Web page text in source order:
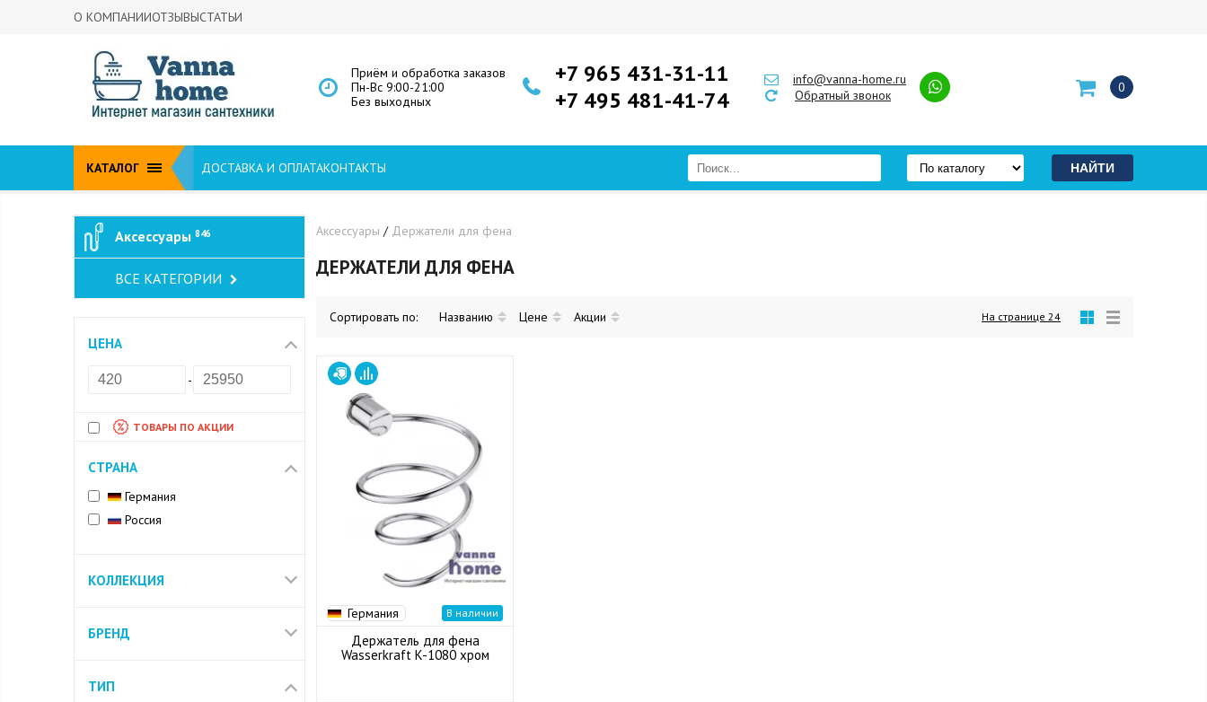
О КОМПАНИИОТЗЫВЫСТАТЬИ
Приём и обработка заказов
Пн-Вс 9:00-21:00
Без выходных
+7 965 431-31-11
+7 495 481-41-74
info@vanna-home.ru
Обратный звонок
0
КАТАЛОГ ДОСТАВКА И ОПЛАТАКОНТАКТЫ
Аксессуары 846
ВСЕ КАТЕГОРИИ
ЦЕНА
-
ТОВАРЫ ПО АКЦИИ
СТРАНА
Германия
Россия
КОЛЛЕКЦИЯ
БРЕНД
ТИП
Аксессуары / Держатели для фена
ДЕРЖАТЕЛИ ДЛЯ ФЕНА
Сортировать по: Названию Цене Акции На странице 24
Германия В наличии
Держатель для фена
Wasserkraft K-1080 хром